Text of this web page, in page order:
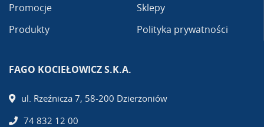
Promocje
Produkty
Sklepy
Polityka prywatności
FAGO KOCIEŁOWICZ S.K.A.
ul. Rzeźnicza 7, 58-200 Dzierżoniów
74 832 12 00